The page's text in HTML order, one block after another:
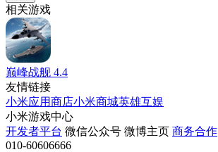
相关游戏
巅峰战舰 4.4
友情链接
小米应用商店小米商城英雄互娱
小米游戏中心
开发者平台 微信公众号 微博主页 商务合作
010-60606666